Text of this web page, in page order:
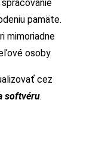
pamäte.
mimoriadne
osoby.
cez
softvéru.